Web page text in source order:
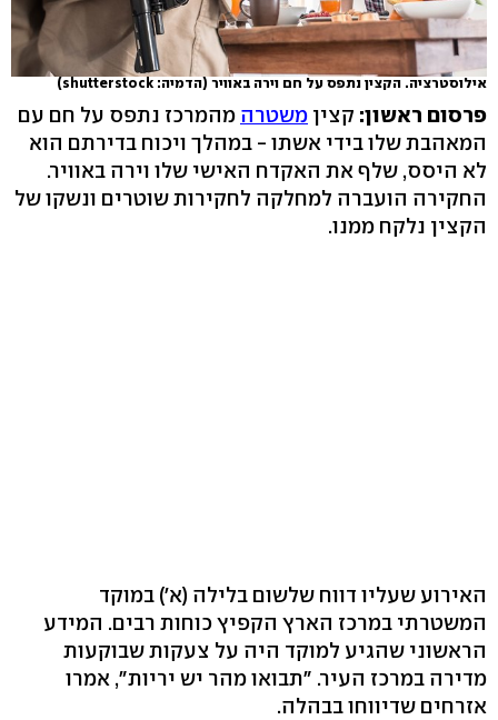
אילוסטרציה. הקצין נתפס על חם וירה באוויר (הדמיה: shutterstock)
פרסום ראשון: קצין משטרה מהמרכז נתפס על חם עם
המאהבת שלו בידי אשתו - במהלך ויכוח בדירתם הוא
לא היסס, שלף את האקדח האישי שלו וירה באוויר.
החקירה הועברה למחלקה לחקירות שוטרים ונשקו של
הקצין נלקח ממנו.
האירוע שעליו דווח שלשום בלילה (א') במוקד
המשטרתי במרכז הארץ הקפיץ כוחות רבים. המידע
הראשוני שהגיע למוקד היה על צעקות שבוקעות
מדירה במרכז העיר. "תבואו מהר יש יריות", אמרו
אזרחים שדיווחו בבהלה.